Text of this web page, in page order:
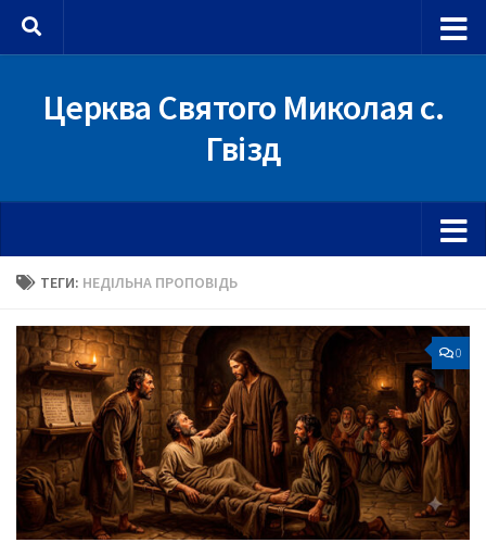
Skip to content
Церква Святого Миколая с.
Гвізд
ТЕГИ: НЕДІЛЬНА ПРОПОВІДЬ
0